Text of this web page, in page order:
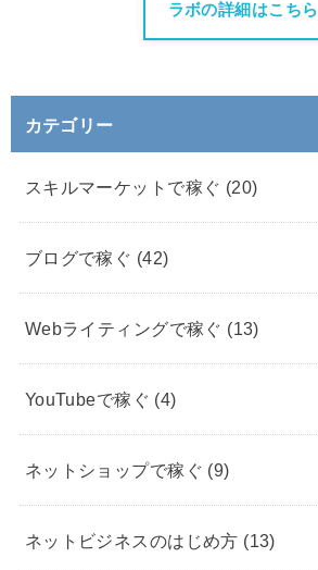
ラボの詳細はこちら
カテゴリー
スキルマーケットで稼ぐ (20)
ブログで稼ぐ (42)
Webライティングで稼ぐ (13)
YouTubeで稼ぐ (4)
ネットショップで稼ぐ (9)
ネットビジネスのはじめ方 (13)